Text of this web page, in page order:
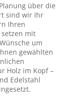
über die
sind wir Ihr
Ihren
mit
um
gewählten
Holz im Kopf –
Edelstahl